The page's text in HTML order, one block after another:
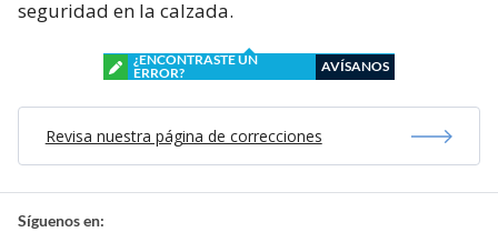
seguridad en la calzada.
¿ENCONTRASTE UN
ERROR?
AVÍSANOS
Revisa nuestra página de correcciones
Síguenos en: